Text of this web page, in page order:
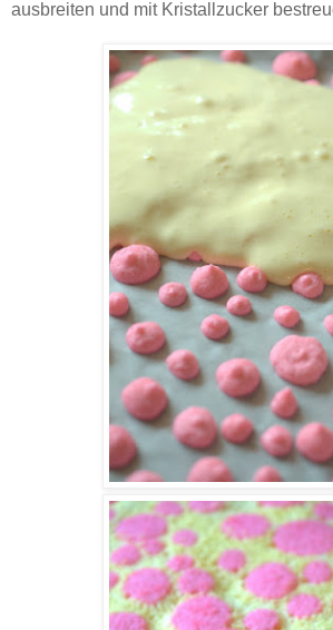
ausbreiten und mit Kristallzucker